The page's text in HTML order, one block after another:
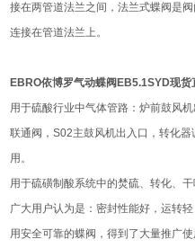
接在两管道法兰之间，法兰式蝶阀是
连接在管道法兰上。
EBRO依博罗气动蝶阀EB5.1SYD现货
用于硫酸行业中气体管路：炉前鼓风
联通阀，S02主鼓风机出入口，转化
用。
用于硫磺制酸系统中的焚硫、转化、
广大用户认为是：密封性能好，运转
用安全可靠的蝶阀，得到了大量推广使